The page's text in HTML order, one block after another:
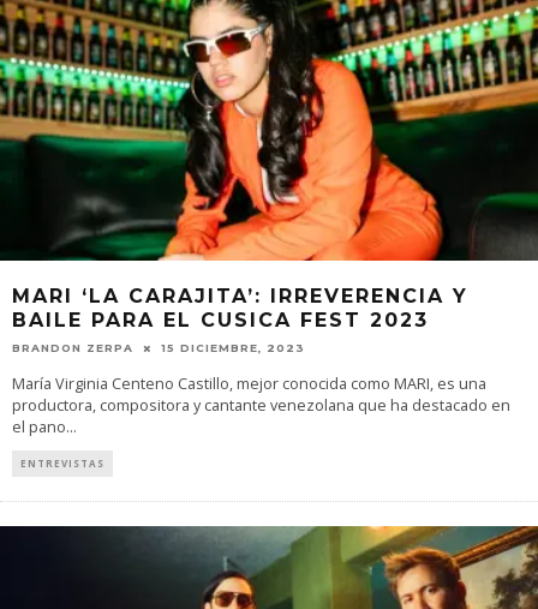
MARI ‘LA CARAJITA’: IRREVERENCIA Y
BAILE PARA EL CUSICA FEST 2023
BRANDON ZERPA 15 DICIEMBRE, 2023
María Virginia Centeno Castillo, mejor conocida como MARI, es una
productora, compositora y cantante venezolana que ha destacado en
el pano...
ENTREVISTAS